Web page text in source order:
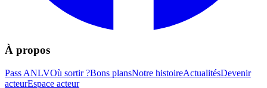
À propos
Pass ANLVOù sortir ?Bons plansNotre histoireActualitésDevenir
acteurEspace acteur